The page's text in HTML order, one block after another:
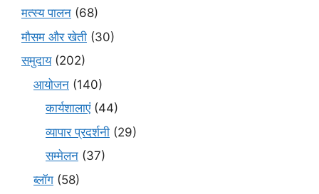
मत्स्य पालन (68)
मौसम और खेती (30)
समुदाय(202)
आयोजन (140)
कार्यशालाएं(44)
व्यापार प्रदर्शनी (29)
सम्मेलन (37)
ब्लॉग (58)